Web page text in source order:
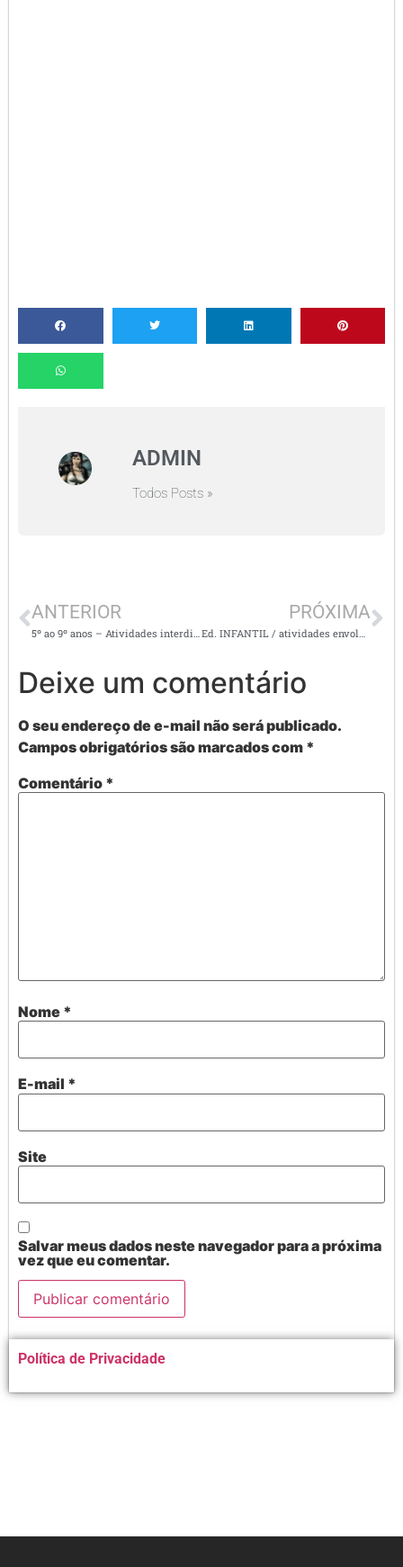
ADMIN
Todos Posts »
ANTERIOR PRÓXIMA
Deixe um comentário
O seu endereço de e-mail não será publicado.
Campos obrigatórios são marcados com *
Comentário *
Nome *
E-mail *
Site
Salvar meus dados neste navegador para a próxima
vez que eu comentar.
Alternative:
Política de Privacidade